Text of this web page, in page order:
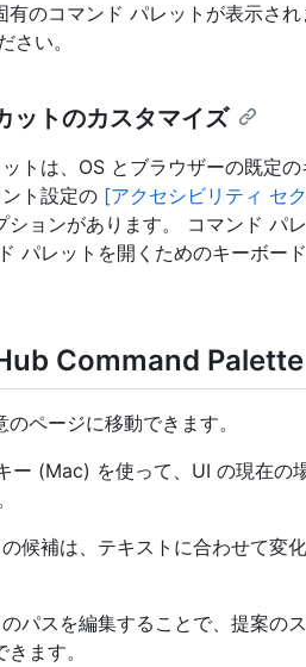
のコマンド パレットが表示され
さい。
トのカスタマイズ
トは、OS とブラウザーの既定の
ト設定の [アクセシビリティ セ
ョンがあります。 コマンド パ
パレットを開くためのキーボー
Command Palette
ページに移動できます。
ー (Mac) を使って、UI の現在の
候補は、テキストに合わせて変
パスを編集することで、提案の
ます。